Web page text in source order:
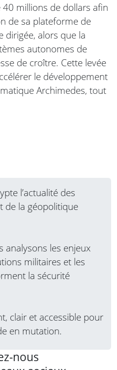
40 millions de dollars afin
de sa plateforme de
dirigée, alors que la
autonomes de
de croître. Cette levée
le développement
Archimedes, tout
l’actualité des
de la géopolitique
analysons les enjeux
militaires et les
la sécurité
clair et accessible pour
en mutation.
nous